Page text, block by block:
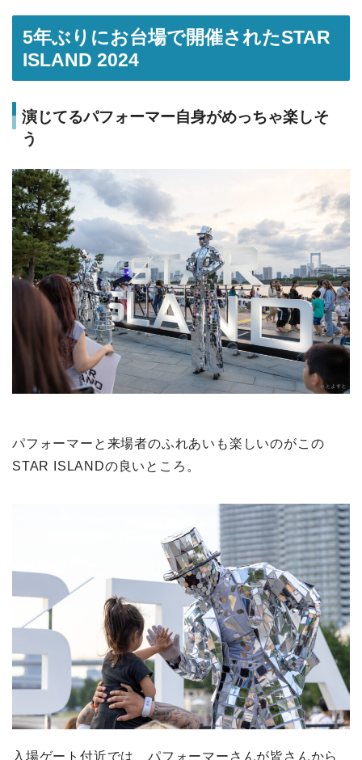
5年ぶりにお台場で開催されたSTAR
ISLAND 2024
演じてるパフォーマー自身がめっちゃ楽しそ
う
パフォーマーと来場者のふれあいも楽しいのがこの
STAR ISLANDの良いところ。
入場ゲート付近では、パフォーマーさんが皆さんから